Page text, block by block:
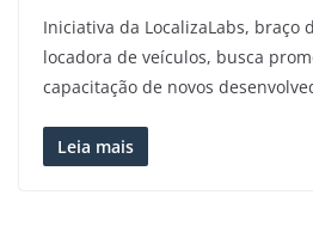
Iniciativa da LocalizaLabs, braço
locadora de veículos, busca
capacitação de novos
Leia mais